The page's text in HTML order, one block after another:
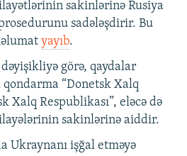
sakinlərinə Rusiya
sadələşdirir. Bu
yayıb.
görə, qaydalar
“Donetsk Xalq
Xalq Respublikası”, eləcə də
sakinlərinə aiddir.
Ukraynanı işğal etməyə